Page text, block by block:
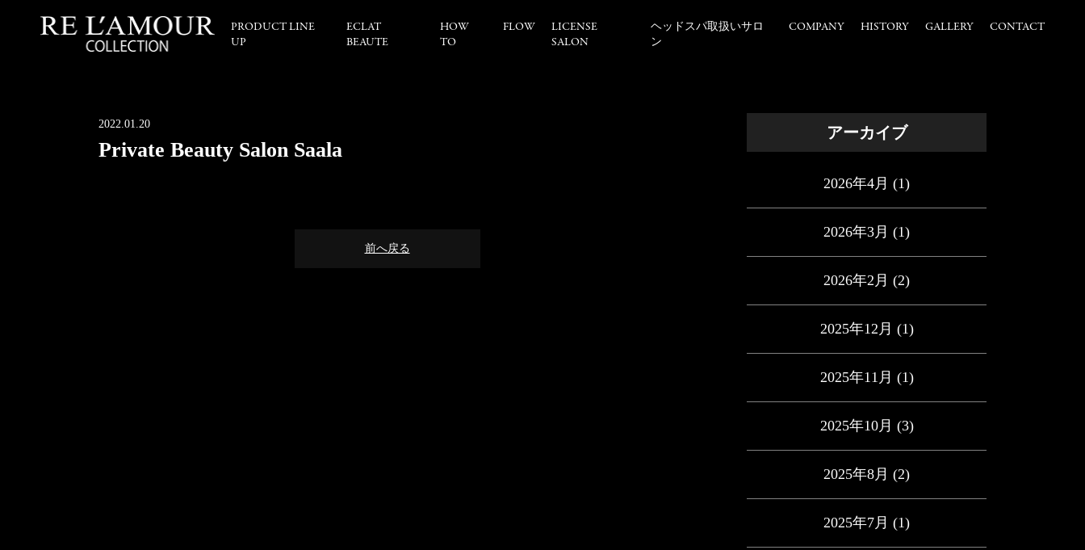
PRODUCT LINE
UP
ECLAT
BEAUTE
HOW
TO
FLOW
LICENSE
SALON
ヘッドスパ取扱いサロ
ン
COMPANY HISTORY GALLERY CONTACT
2022.01.20
Private Beauty Salon Saala
前へ戻る
アーカイブ
2026年4月 (1)
2026年3月 (1)
2026年2月 (2)
2025年12月 (1)
2025年11月 (1)
2025年10月 (3)
2025年8月 (2)
2025年7月 (1)